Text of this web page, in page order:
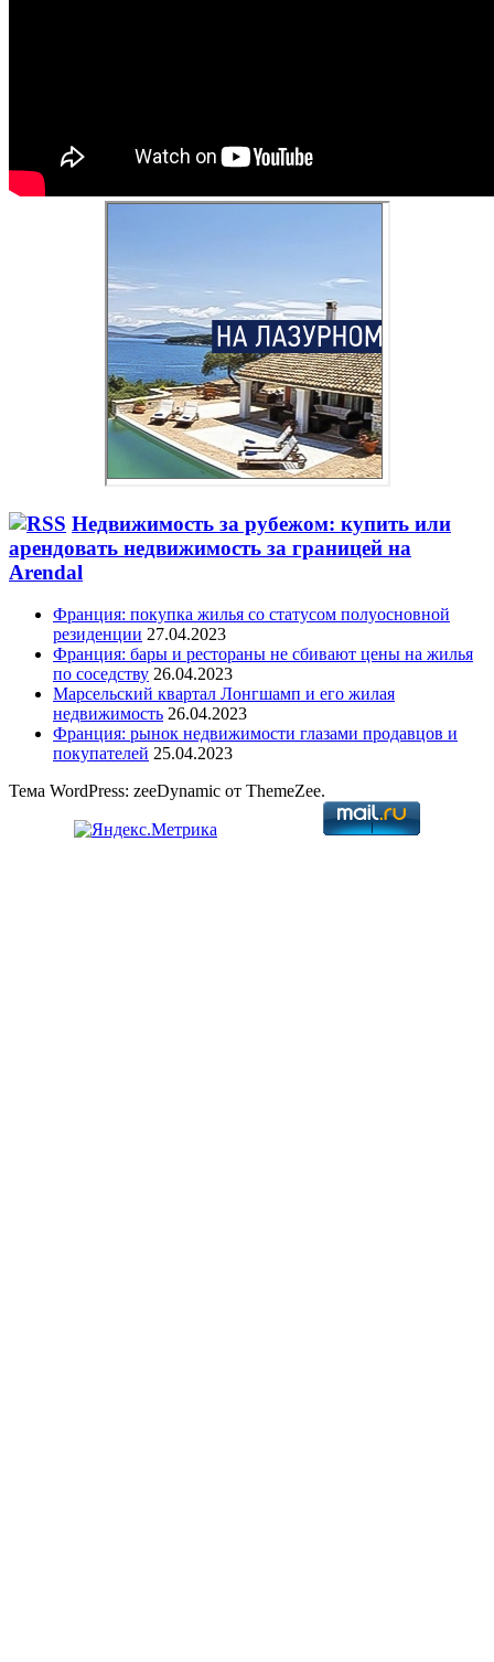
Недвижимость за рубежом: купить или
арендовать недвижимость за границей на
Arendal
Франция: покупка жилья со статусом полуосновной
резиденции 27.04.2023
Франция: бары и рестораны не сбивают цены на жилья
по соседству 26.04.2023
Марсельский квартал Лонгшамп и его жилая
недвижимость 26.04.2023
Франция: рынок недвижимости глазами продавцов и
покупателей 25.04.2023
Тема WordPress: zeeDynamic от ThemeZee.